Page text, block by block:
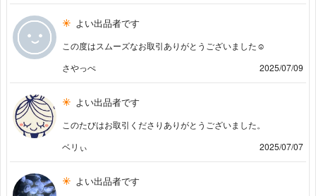
よい出品者です
この度はスムーズなお取引ありがとうございました☺︎
さやっぺ
2025/07/09
よい出品者です
このたびはお取引くださりありがとうございました。
ベリぃ
2025/07/07
よい出品者です